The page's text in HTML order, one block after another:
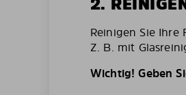
Reinigen Sie Ihre
Z. B. mit
Wichtig! Geben